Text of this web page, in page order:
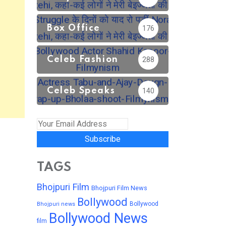
Box Office 176
Celeb Fashion 288
Celeb Speaks 140
Subscribe
TAGS
Bhojpuri Film Bhojpuri Film News
Bhojpuri news Bollywood Bollywood
film Bollywood News